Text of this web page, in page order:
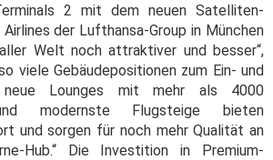
2 mit dem neuen Satelliten-
der Lufthansa-Group in München
Welt noch attraktiver und besser“,
viele Gebäudepositionen zum Ein- und
neue Lounges mit mehr als 4000
modernste Flugsteige bieten
und sorgen für noch mehr Qualität an
Hub.“ Die Investition in Premium-